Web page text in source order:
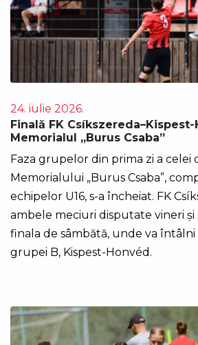
24. iulie 2026.
Finală FK
Memorialul „Burus Csaba”
Faza grupelor din prima zi a celei
Memorialului „Burus Csaba”,
echipelor U16, s-a încheiat. FK
ambele meciuri disputate vineri și
finala de sâmbătă, unde va întâlni
grupei B, Kispest-Honvéd.